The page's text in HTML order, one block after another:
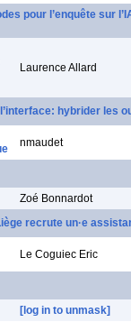
pour l’enquête sur
Laurence Allard
hybrider les
nmaudet
Zoé Bonnardot
recrute un·e
Le Coguiec Eric
[log in to unmask]